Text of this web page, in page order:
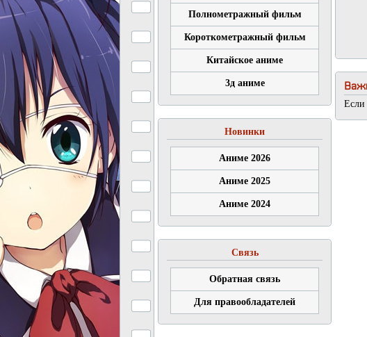
Полнометражный фильм
Короткометражный фильм
Китайское аниме
3д аниме
Новинки
Аниме 2026
Аниме 2025
Аниме 2024
Связь
Обратная связь
Для правообладателей
Если